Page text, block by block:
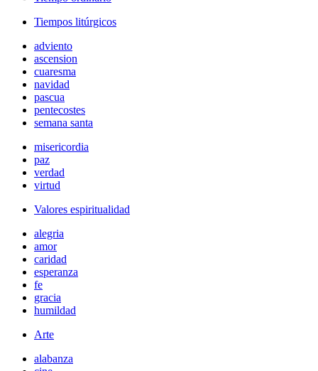
Tiempos litúrgicos
adviento
ascension
cuaresma
navidad
pascua
pentecostes
semana santa
misericordia
paz
verdad
virtud
Valores espiritualidad
alegria
amor
caridad
esperanza
fe
gracia
humildad
Arte
alabanza